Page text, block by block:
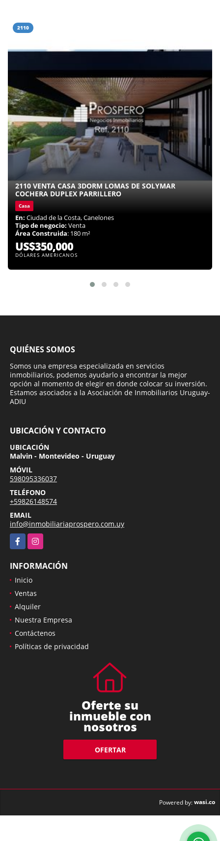
2110
2110 VENTA CASA 3DORM LOMAS DE SOLYMAR
COCHERA DUPLEX PARRILLERO
Casa
En: Ciudad de la Costa, Canelones
Tipo de negocio: Venta
Área Construida: 180 m²
US$350,000
DÓLARES AMERICANOS
QUIÉNES SOMOS
Somos una empresa especializada en servicios
inmobiliarios, podemos ayudarlo a encontrar la mejor
opción al momento de elegir en donde colocar su inversión.
Estamos asociados a la Asociación de Inmobiliarios Uruguay-
ADIU
UBICACIÓN Y CONTACTO
UBICACIÓN
Malvin - Montevideo - Uruguay
MÓVIL
598095336037
TELÉFONO
+59826148574
EMAIL
info@inmobiliariaprospero.com.uy
FacebookInstagram
INFORMACIÓN
Inicio
Ventas
Alquiler
Nuestra Empresa
Contáctenos
Oferte su
inmueble con
nosotros
OFERTAR
Powered by:wasi.co